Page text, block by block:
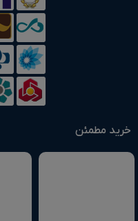
خرید مطمئن